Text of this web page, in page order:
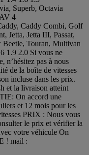
Superb, Octavia
4
Caddy Combi, Golf
Jetta III, Passat,
Beetle, Touran, Multivan
1.9 2.0 Si vous ne
n’hésitez pas à nous
de la boîte de vitesses
incluse dans les prix.
et la livraison atteint
On accord une
et 12 mois pour les
PRIX : Nous vous
le prix et vérifier la
votre véhicule On
! mail :